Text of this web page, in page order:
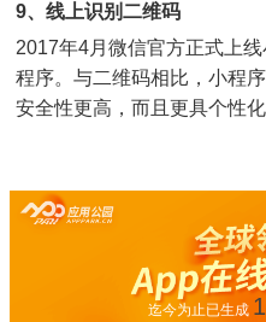
9、线上识别二维码
2017年4月微信官方正式上
程序。与二维码相比，小程
安全性更高，而且更具个性化
迄今为止已生成